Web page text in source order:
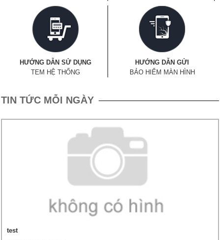
HƯỚNG DẪN SỬ DỤNG
TEM HỆ THỐNG
HƯỚNG DẪN GỬI
BẢO HIỂM MÀN HÌNH
TIN TỨC MỖI NGÀY
test